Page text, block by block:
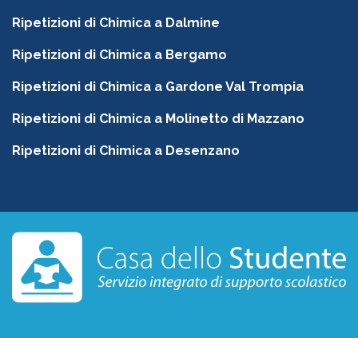
Ripetizioni di Chimica a Dalmine
Ripetizioni di Chimica a Bergamo
Ripetizioni di Chimica a Gardone Val Trompia
Ripetizioni di Chimica a Molinetto di Mazzano
Ripetizioni di Chimica a Desenzano